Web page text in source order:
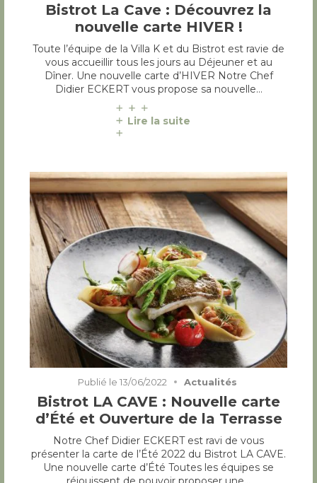
Bistrot La Cave : Découvrez la
nouvelle carte HIVER !
Toute l’équipe de la Villa K et du Bistrot est ravie de
vous accueillir tous les jours au Déjeuner et au
Dîner. Une nouvelle carte d’HIVER Notre Chef
Didier ECKERT vous propose sa nouvelle…
Lire la suite
Publié le 13/06/2022 Actualités
Bistrot LA CAVE : Nouvelle carte
d’Été et Ouverture de la Terrasse
Notre Chef Didier ECKERT est ravi de vous
présenter la carte de l’Été 2022 du Bistrot LA CAVE.
Une nouvelle carte d’Été Toutes les équipes se